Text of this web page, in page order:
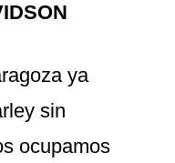
ya
sin
ocupamos